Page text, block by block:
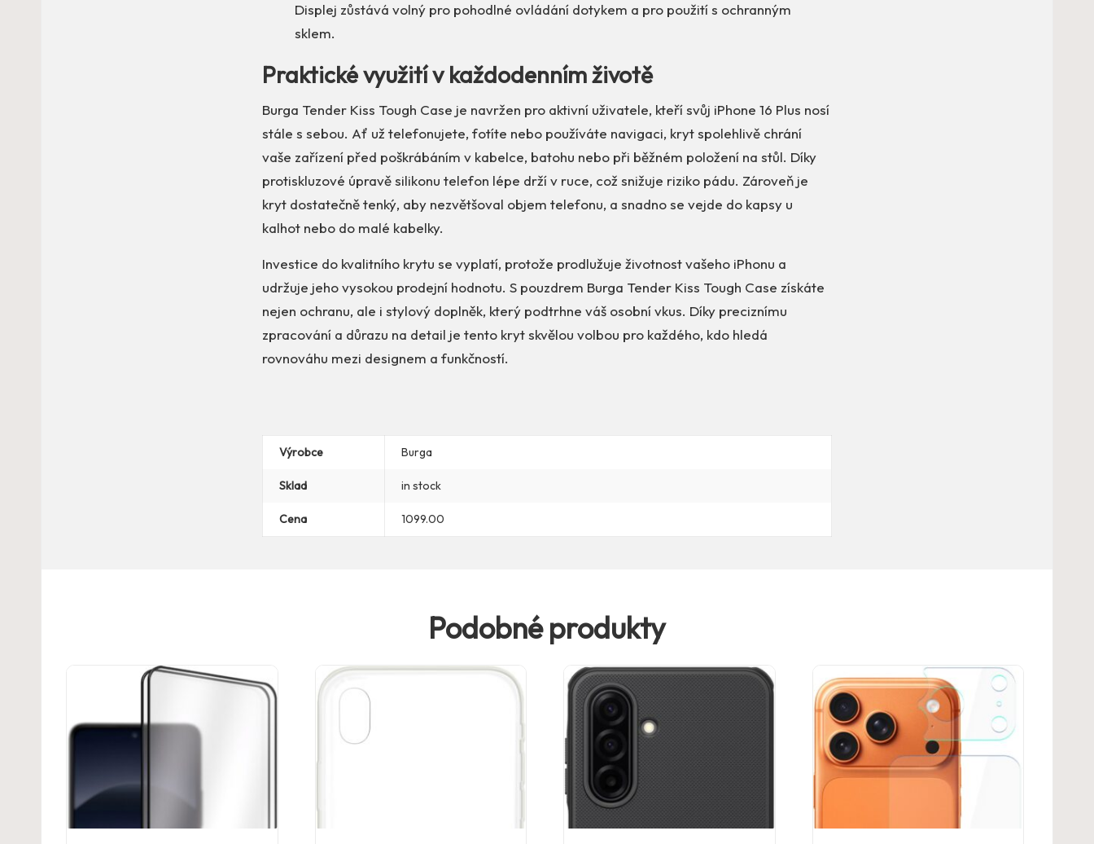
Displej zůstává volný pro pohodlné ovládání dotykem a pro použití s ochranným
sklem.
Praktické využití v každodenním životě
Burga Tender Kiss Tough Case je navržen pro aktivní uživatele, kteří svůj iPhone 16 Plus nosí
stále s sebou. Ať už telefonujete, fotíte nebo používáte navigaci, kryt spolehlivě chrání
vaše zařízení před poškrábáním v kabelce, batohu nebo při běžném položení na stůl. Díky
protiskluzové úpravě silikonu telefon lépe drží v ruce, což snižuje riziko pádu. Zároveň je
kryt dostatečně tenký, aby nezvětšoval objem telefonu, a snadno se vejde do kapsy u
kalhot nebo do malé kabelky.
Investice do kvalitního krytu se vyplatí, protože prodlužuje životnost vašeho iPhonu a
udržuje jeho vysokou prodejní hodnotu. S pouzdrem Burga Tender Kiss Tough Case získáte
nejen ochranu, ale i stylový doplněk, který podtrhne váš osobní vkus. Díky preciznímu
zpracování a důrazu na detail je tento kryt skvělou volbou pro každého, kdo hledá
rovnováhu mezi designem a funkčností.
Výrobce Burga
Sklad in stock
Cena 1099.00
Podobné produkty